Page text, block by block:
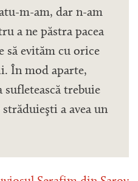
m-am, dar n-am
a ne păstra pacea
să evităm cu orice
În mod aparte,
sufletească trebuie
a avea un